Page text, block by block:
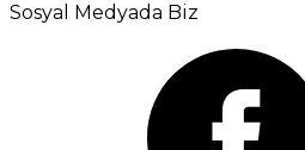
Sosyal Medyada Biz